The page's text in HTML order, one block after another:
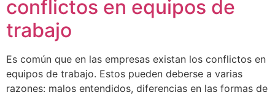
conflictos en equipos de
trabajo
Es común que en las empresas existan los conflictos en
equipos de trabajo. Estos pueden deberse a varias
razones: malos entendidos, diferencias en las formas de